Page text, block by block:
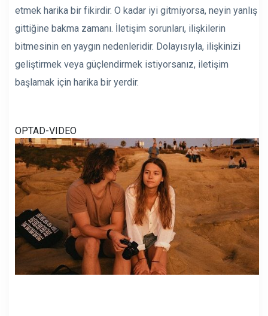
etmek harika bir fikirdir. O kadar iyi gitmiyorsa, neyin yanlış
gittiğine bakma zamanı. İletişim sorunları, ilişkilerin
bitmesinin en yaygın nedenleridir. Dolayısıyla, ilişkinizi
geliştirmek veya güçlendirmek istiyorsanız, iletişim
başlamak için harika bir yerdir.
OPTAD-VIDEO